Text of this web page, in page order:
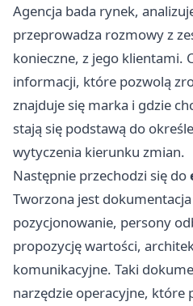
Agencja bada rynek,
przeprowadza rozmowy z
konieczne, z jego klientami.
informacji, które pozwolą
znajduje się marka i gdzie
stają się podstawą do
wytyczenia kierunku zmian.
Następnie przechodzi się do
Tworzona jest
pozycjonowanie, persony
propozycję wartości,
komunikacyjne. Taki
narzędzie operacyjne, które